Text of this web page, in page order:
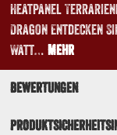
Heatpanel
Dragon Entdecken
Watt… Mehr
Bewertungen